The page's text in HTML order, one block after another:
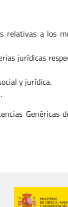
relativas a los
jurídicas
y jurídica.
Genéricas